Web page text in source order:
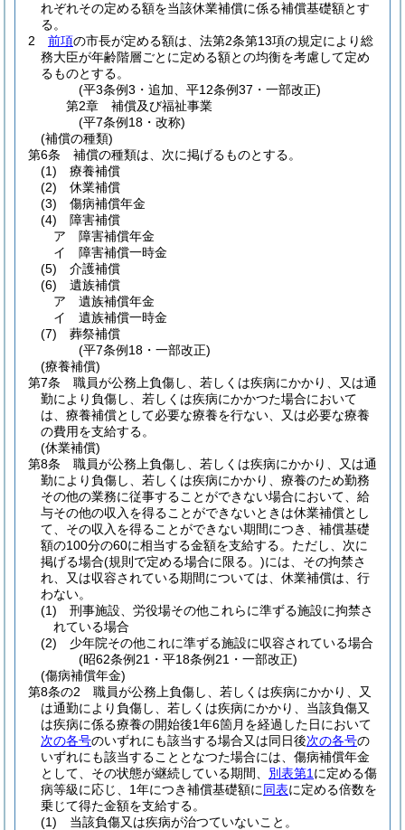
れぞれその定める額を当該休業補償に係る補償基礎額とす
る。
2
前項の市長が定める額は、法第2条第13項の規定により総
務大臣が年齢階層ごとに定める額との均衡を考慮して定め
るものとする。
(平3条例3・追加、平12条例37・一部改正)
第2章
補償及び福祉事業
(平7条例18・改称)
(補償の種類)
第6条
補償の種類は、次に掲げるものとする。
(1)
療養補償
(2)
休業補償
(3)
傷病補償年金
(4)
障害補償
ア
障害補償年金
イ
障害補償一時金
(5)
介護補償
(6)
遺族補償
ア
遺族補償年金
イ
遺族補償一時金
(7)
葬祭補償
(平7条例18・一部改正)
(療養補償)
第7条
職員が公務上負傷し、若しくは疾病にかかり、又は通
勤により負傷し、若しくは疾病にかかつた場合において
は、療養補償として必要な療養を行ない、又は必要な療養
の費用を支給する。
(休業補償)
第8条
職員が公務上負傷し、若しくは疾病にかかり、又は通
勤により負傷し、若しくは疾病にかかり、療養のため勤務
その他の業務に従事することができない場合において、給
与その他の収入を得ることができないときは休業補償とし
て、その収入を得ることができない期間につき、補償基礎
額の100分の60に相当する金額を支給する。 ただし、次に
掲げる場合(規則で定める場合に限る。)には、その拘禁さ
れ、又は収容されている期間については、休業補償は、行
わない。
(1)
刑事施設、労役場その他これらに準ずる施設に拘禁さ
れている場合
(2)
少年院その他これに準ずる施設に収容されている場合
(昭62条例21・平18条例21・一部改正)
(傷病補償年金)
第8条の2
職員が公務上負傷し、若しくは疾病にかかり、又
は通勤により負傷し、若しくは疾病にかかり、当該負傷又
は疾病に係る療養の開始後1年6箇月を経過した日において
次の各号のいずれにも該当する場合又は同日後次の各号の
いずれにも該当することとなつた場合には、傷病補償年金
として、その状態が継続している期間、 別表第1 に定める傷
病等級に応じ、1年につき補償基礎額に同表に定める倍数を
乗じて得た金額を支給する。
(1)
当該負傷又は疾病が治つていないこと。